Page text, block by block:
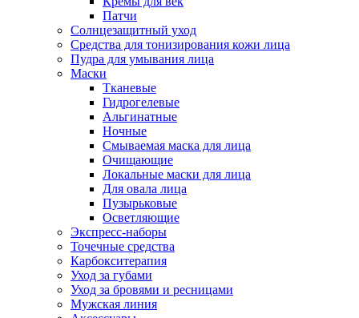
Патчи
Солнцезащитный уход
Средства для тонизирования кожи лица
Пудра для умывания лица
Маски
Тканевые
Гидрогелевые
Альгинатные
Ночные
Смываемая маска для лица
Очищающие
Локальные маски для лица
Для овала лица
Пузырьковые
Осветляющие
Экспресс-наборы
Точечные средства
Карбокситерапия
Уход за губами
Уход за бровями и ресницами
Мужская линия